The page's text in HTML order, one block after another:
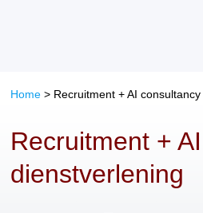
Home > Recruitment + AI
Recruitment +
dienstverlening